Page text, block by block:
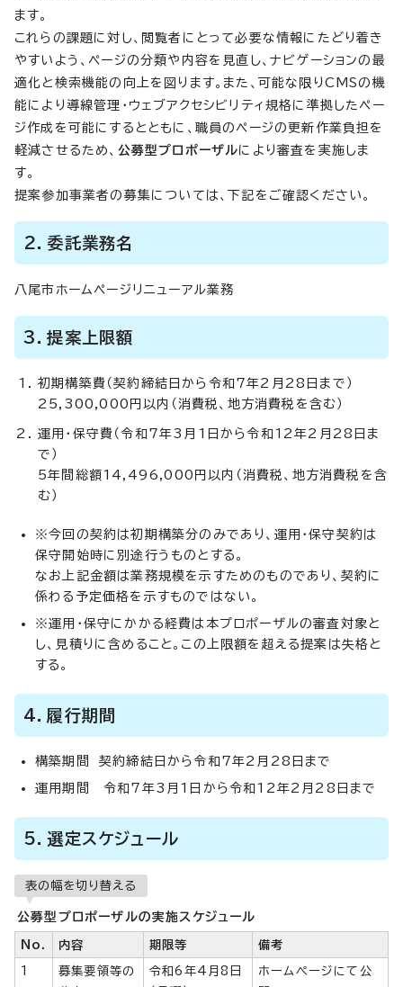
ます。
これらの課題に対し、閲覧者にとって必要な情報にたどり着き
やすいよう、ページの分類や内容を見直し、ナビゲーションの最
適化と検索機能の向上を図ります。また、可能な限りCMSの機
能により導線管理・ウェブアクセシビリティ規格に準拠したペー
ジ作成を可能にするとともに、職員のページの更新作業負担を
軽減させるため、 公募型プロポーザルにより審査を実施しま
す。
提案参加事業者の募集については、下記をご確認ください。
2．委託業務名
八尾市ホームページリニューアル業務
3．提案上限額
初期構築費（契約締結日から令和7年2月28日まで）
25,300,000円以内（消費税、地方消費税を含む）
運用・保守費（令和7年3月1日から令和12年2月28日ま
で）
5年間総額14,496,000円以内（消費税、地方消費税を含
む）
※今回の契約は初期構築分のみであり、運用・保守契約は
保守開始時に別途行うものとする。
なお上記金額は業務規模を示すためのものであり、契約に
係わる予定価格を示すものではない。
※運用・保守にかかる経費は本プロポーザルの審査対象と
し、見積りに含めること。この上限額を超える提案は失格と
する。
4．履行期間
構築期間 契約締結日から令和7年2月28日まで
運用期間 令和7年3月1日から令和12年2月28日まで
5．選定スケジュール
表の幅を切り替える
公募型プロポーザルの実施スケジュール
No. 内容 期限等 備考
1
募集要領等の
令和6年4月8日
ホームページにて公